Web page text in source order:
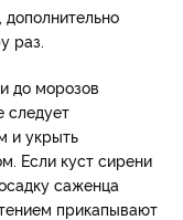
дополнительно
раз.
до морозов
следует
и укрыть
Если куст сирени
саженца
прикапывают